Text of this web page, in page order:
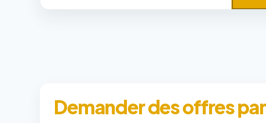
Demander des offres